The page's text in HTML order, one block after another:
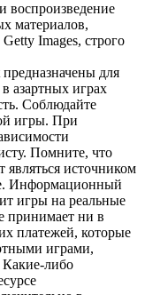
воспроизведение
материалов,
Images, строго
для
азартных играх
Соблюдайте
игры. При
Помните, что
являться источником
Информационный
игры на реальные
принимает ни в
платежей, которые
играми,
Какие-либо